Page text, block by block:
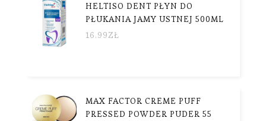
HELTISO DENT PŁYN DO
PŁUKANIA JAMY USTNEJ 500ML
16.99ZŁ
MAX FACTOR CREME PUFF
PRESSED POWDER PUDER 55